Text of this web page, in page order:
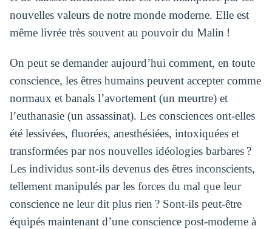
nouvelles valeurs de notre monde moderne. Elle est
même livrée très souvent au pouvoir du Malin !
On peut se demander aujourd’hui comment, en toute
conscience, les êtres humains peuvent accepter comme
normaux et banals l’avortement (un meurtre) et
l’euthanasie (un assassinat). Les consciences ont-elles
été lessivées, fluorées, anesthésiées, intoxiquées et
transformées par nos nouvelles idéologies barbares ?
Les individus sont-ils devenus des êtres inconscients,
tellement manipulés par les forces du mal que leur
conscience ne leur dit plus rien ? Sont-ils peut-être
équipés maintenant d’une conscience post-moderne à